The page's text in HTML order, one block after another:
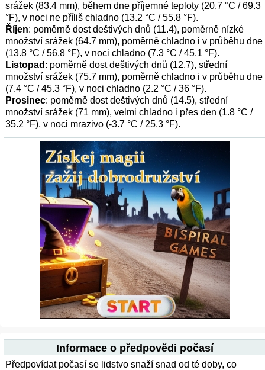
srážek (83.4 mm), během dne příjemné teploty (20.7 °C / 69.3
°F), v noci ne příliš chladno (13.2 °C / 55.8 °F).
Říjen: poměrně dost deštivých dnů (11.4), poměrně nízké
množství srážek (64.7 mm), poměrně chladno i v průběhu dne
(13.8 °C / 56.8 °F), v noci chladno (7.3 °C / 45.1 °F).
Listopad : poměrně dost deštivých dnů (12.7), střední
množství srážek (75.7 mm), poměrně chladno i v průběhu dne
(7.4 °C / 45.3 °F), v noci chladno (2.2 °C / 36 °F).
Prosinec: poměrně dost deštivých dnů (14.5), střední
množství srážek (71 mm), velmi chladno i přes den (1.8 °C /
35.2 °F), v noci mrazivo (-3.7 °C / 25.3 °F).
Informace o předpovědi počasí
Předpovídat počasí se lidstvo snaží snad od té doby, co